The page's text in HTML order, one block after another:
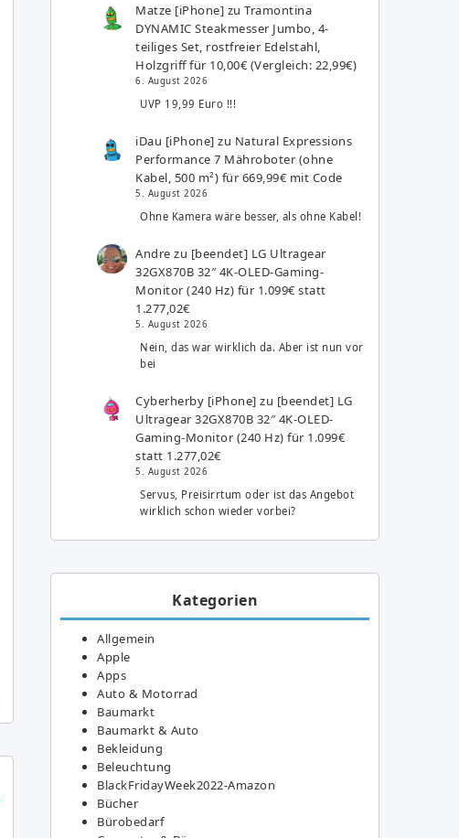
Matze [iPhone] zuTramontina
DYNAMIC Steakmesser Jumbo, 4-
teiliges Set, rostfreier Edelstahl,
Holzgriff für 10,00€ (Vergleich: 22,99€)
6. August 2026
UVP 19,99 Euro !!!
iDau [iPhone] zu Natural Expressions
Performance 7 Mähroboter (ohne
Kabel, 500 m²) für 669,99€ mit Code
5. August 2026
Ohne Kamera wäre besser, als ohne Kabel!
Andre zu [beendet] LG Ultragear
32GX870B 32″ 4K-OLED-Gaming-
Monitor (240 Hz) für 1.099€ statt
1.277,02€
5. August 2026
Nein, das war wirklich da. Aber ist nun vor
bei
Cyberherby [iPhone] zu [beendet] LG
Ultragear 32GX870B 32″ 4K-OLED-
Gaming-Monitor (240 Hz) für 1.099€
statt 1.277,02€
5. August 2026
Servus, Preisirrtum oder ist das Angebot
wirklich schon wieder vorbei?
Kategorien
Allgemein
Apple
Apps
Auto & Motorrad
Baumarkt
Baumarkt & Auto
Bekleidung
Beleuchtung
BlackFridayWeek2022-Amazon
Bücher
Bürobedarf